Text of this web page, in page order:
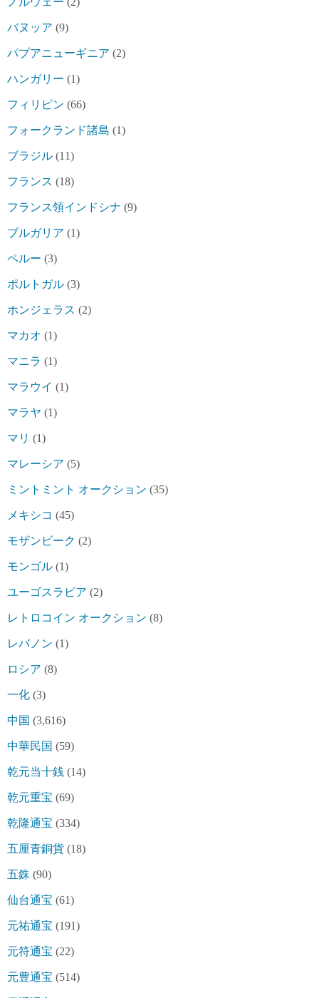
バヌッア (9)
パプアニューギニア (2)
ハンガリー (1)
フィリピン (66)
フォークランド諸島 (1)
ブラジル (11)
フランス (18)
フランス領インドシナ (9)
ブルガリア (1)
ペルー (3)
ポルトガル (3)
ホンジェラス (2)
マカオ (1)
マニラ (1)
マラウイ (1)
マラヤ (1)
マリ (1)
マレーシア (5)
ミントミント オークション (35)
メキシコ (45)
モザンビーク (2)
モンゴル (1)
ユーゴスラビア (2)
レトロコイン オークション (8)
レバノン (1)
ロシア (8)
一化 (3)
中国 (3,616)
中華民国 (59)
乾元当十銭 (14)
乾元重宝 (69)
乾隆通宝 (334)
五厘青銅貨 (18)
五銖 (90)
仙台通宝 (61)
元祐通宝 (191)
元符通宝 (22)
元豊通宝 (514)